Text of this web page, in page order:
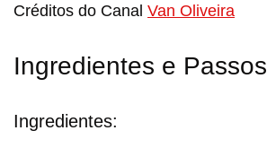
Créditos do Canal Van Oliveira
Ingredientes e Passos
Ingredientes: